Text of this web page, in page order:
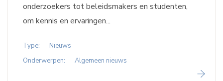
onderzoekers tot beleidsmakers en studenten,
om kennis en ervaringen...
Type:
Nieuws
Onderwerpen:
Algemeen nieuws